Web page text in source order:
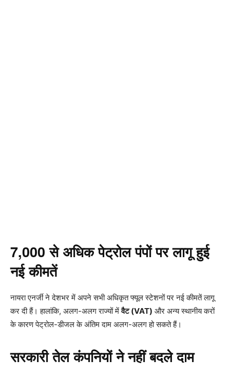
7,000 से अधिक पेट्रोल पंपों पर लागू हुई
नई कीमतें
नायरा एनर्जी ने देशभर में अपने सभी अधिकृत फ्यूल स्टेशनों पर नई कीमतें लागू
कर दी हैं। हालांकि, अलग-अलग राज्यों मेंवैट (VAT) और अन्य स्थानीय करों
के कारण पेट्रोल-डीजल के अंतिम दाम अलग-अलग हो सकते हैं।
सरकारी तेल कंपनियों ने नहीं बदले दाम